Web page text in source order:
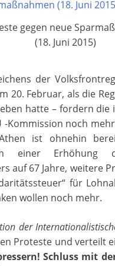
gegen neue
(18. Juni 2015)
der
20. Februar, als die
hatte – fordern
-Kommission noch
ist ohnehin
einer Erhöhung
auf 67 Jahre, weitere
für
wollen noch mehr.
der
Proteste und verteilt
Schluss mit